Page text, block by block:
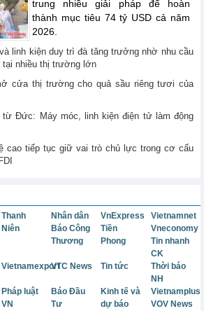
trung nhiều giải pháp để hoàn
thành mục tiêu 74 tỷ USD cả năm
2026.
linh kiện duy trì đà tăng trưởng nhờ nhu cầu
tại nhiều thị trường lớn
cửa thị trường cho quả sầu riêng tươi của
từ Đức: Máy móc, linh kiện điện tử làm động
cao tiếp tục giữ vai trò chủ lực trong cơ cấu
Thanh
Niên
Nhân dân VnExpress
Vietnamnet
Báo Công
Thương
Tiền
Phong
Vneconomy
Tin nhanh
CK
VietnamexportVTC News Tin tức
Thời báo
NH
Pháp luật
VN
Báo Đầu
Tư
Kinh tế và
dự báo
Vietnamplus
VOV News